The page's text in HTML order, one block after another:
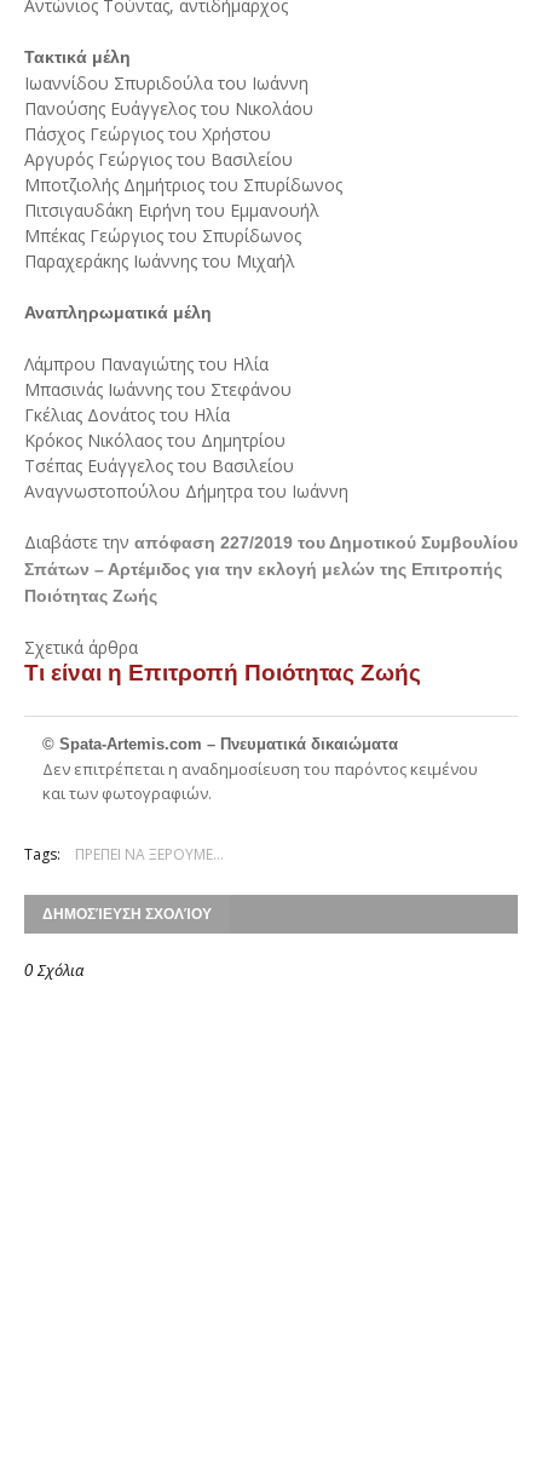
Αντώνιος Τούντας, αντιδήμαρχος
Τακτικά μέλη
Ιωαννίδου Σπυριδούλα του Ιωάννη
Πανούσης Ευάγγελος του Νικολάου
Πάσχος Γεώργιος του Χρήστου
Αργυρός Γεώργιος του Βασιλείου
Μποτζιολής Δημήτριος του Σπυρίδωνος
Πιτσιγαυδάκη Ειρήνη του Εμμανουήλ
Μπέκας Γεώργιος του Σπυρίδωνος
Παραχεράκης Ιωάννης του Μιχαήλ
Αναπληρωματικά μέλη
Λάμπρου Παναγιώτης του Ηλία
Μπασινάς Ιωάννης του Στεφάνου
Γκέλιας Δονάτος του Ηλία
Κρόκος Νικόλαος του Δημητρίου
Τσέπας Ευάγγελος του Βασιλείου
Αναγνωστοπούλου Δήμητρα του Ιωάννη
Διαβάστε την απόφαση 227/2019 του Δημοτικού Συμβουλίου
Σπάτων – Αρτέμιδος για την εκλογή μελών της Επιτροπής
Ποιότητας Ζωής
Σχετικά άρθρα
Τι είναι η Επιτροπή Ποιότητας Ζωής
© Spata-Artemis.com – Πνευματικά δικαιώματα
Δεν επιτρέπεται η αναδημοσίευση του παρόντος κειμένου
και των φωτογραφιών.
Tags: ΠΡΕΠΕΙ ΝΑ ΞΕΡΟΥΜΕ…
ΔΗΜΟΣΊΕΥΣΗ ΣΧΟΛΊΟΥ
0 Σχόλια